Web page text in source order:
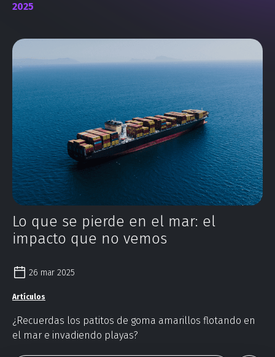
2025
Lo que se pierde en el mar: el
impacto que no vemos
26 mar 2025
Artículos
¿Recuerdas los patitos de goma amarillos flotando en
el mar e invadiendo playas?